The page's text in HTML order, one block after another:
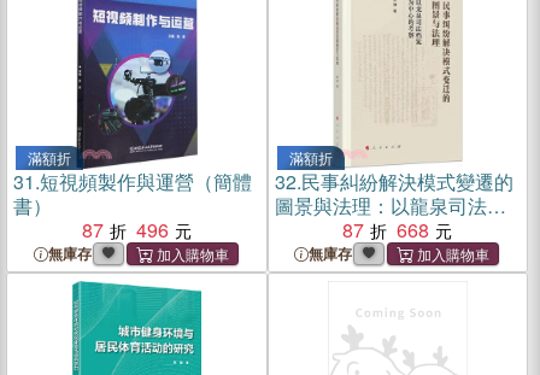
滿額折
31.短視頻製作與運營（簡體
書）
87
496
無庫存
滿額折
32.民事糾紛解決模式變遷的
圖景與法理：以龍泉司法檔
案為中心的考察（簡體書）
87 668
無庫存